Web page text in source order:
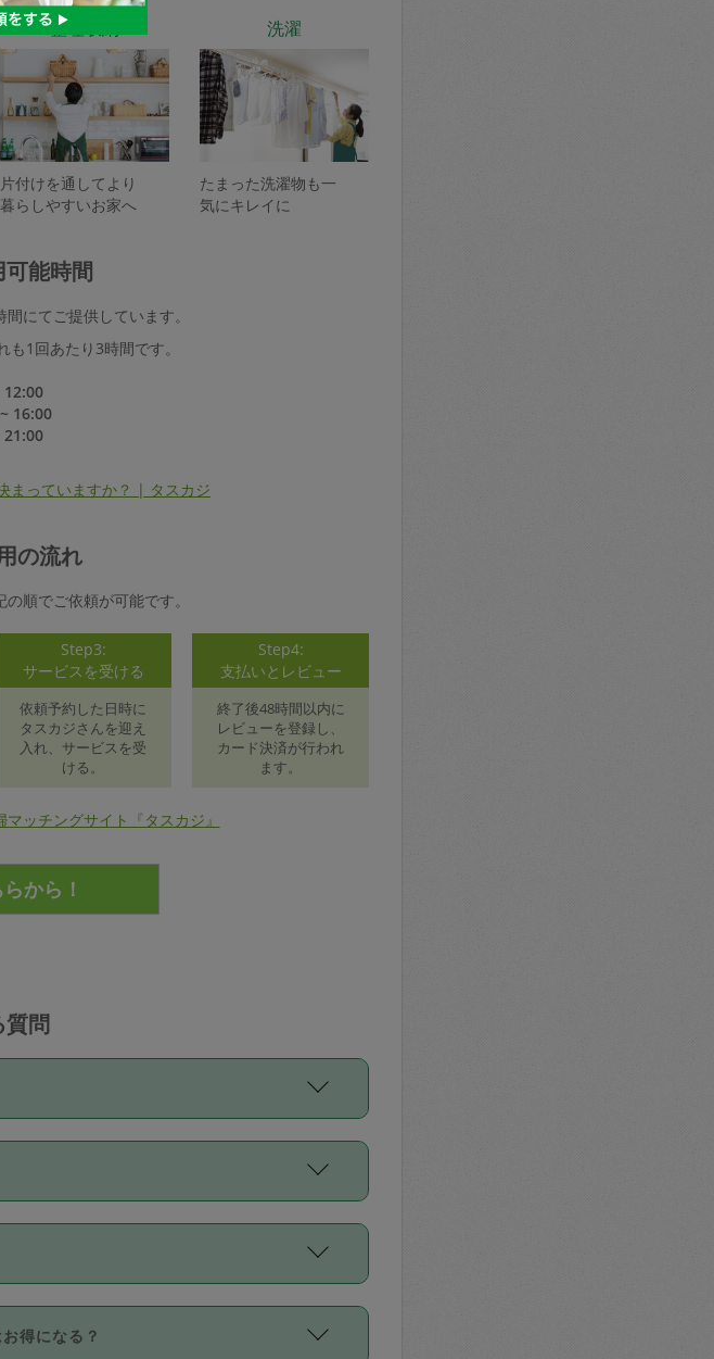
整理収納
片付けを通してより
暮らしやすいお家へ
洗濯
たまった洗濯物も一
気にキレイに
能時間
にてご提供しています。
1回あたり3時間です。
16:00
21:00
まっていますか？ | タスカジ
の流れ
順でご依頼が可能です。
Step3:
サービスを受ける
依頼予約した日時に
タスカジさんを迎え
入れ、サービスを受
ける。
Step4:
支払いとレビュー
終了後48時間以内に
レビューを登録し、
カード決済が行われ
ます。
ッチングサイト『タスカジ』
質問
頼したい場合は、延長機能をご利用くださ
事前に相談し、合意の上事前申請すること
等はございません。
を選んで設定しています。
レビュー件数、レビューの平均値、などで
なっています。
JCB／AMERICAN EXPRESS／Diners
得になる？